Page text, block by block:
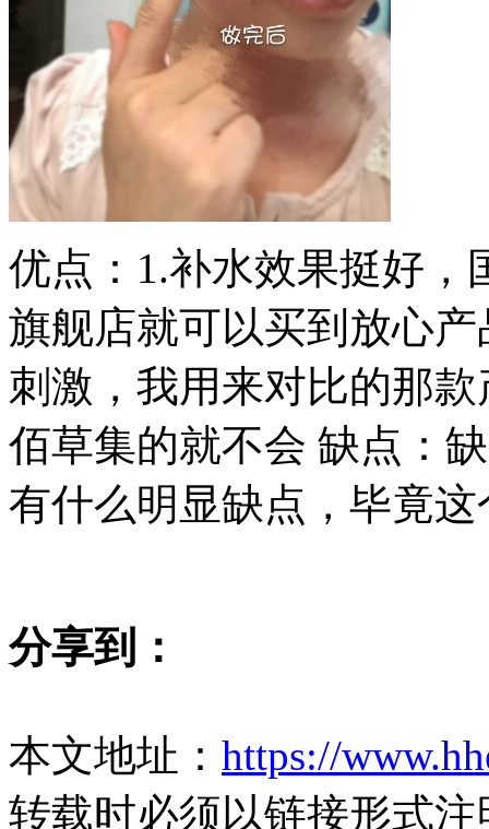
优点：1.补水效果挺好，
旗舰店就可以买到放心
刺激，我用来对比的那
佰草集的就不会 缺点：
有什么明显缺点，毕竟
分享到：
本文地址： https://
转载时必须以链接形式